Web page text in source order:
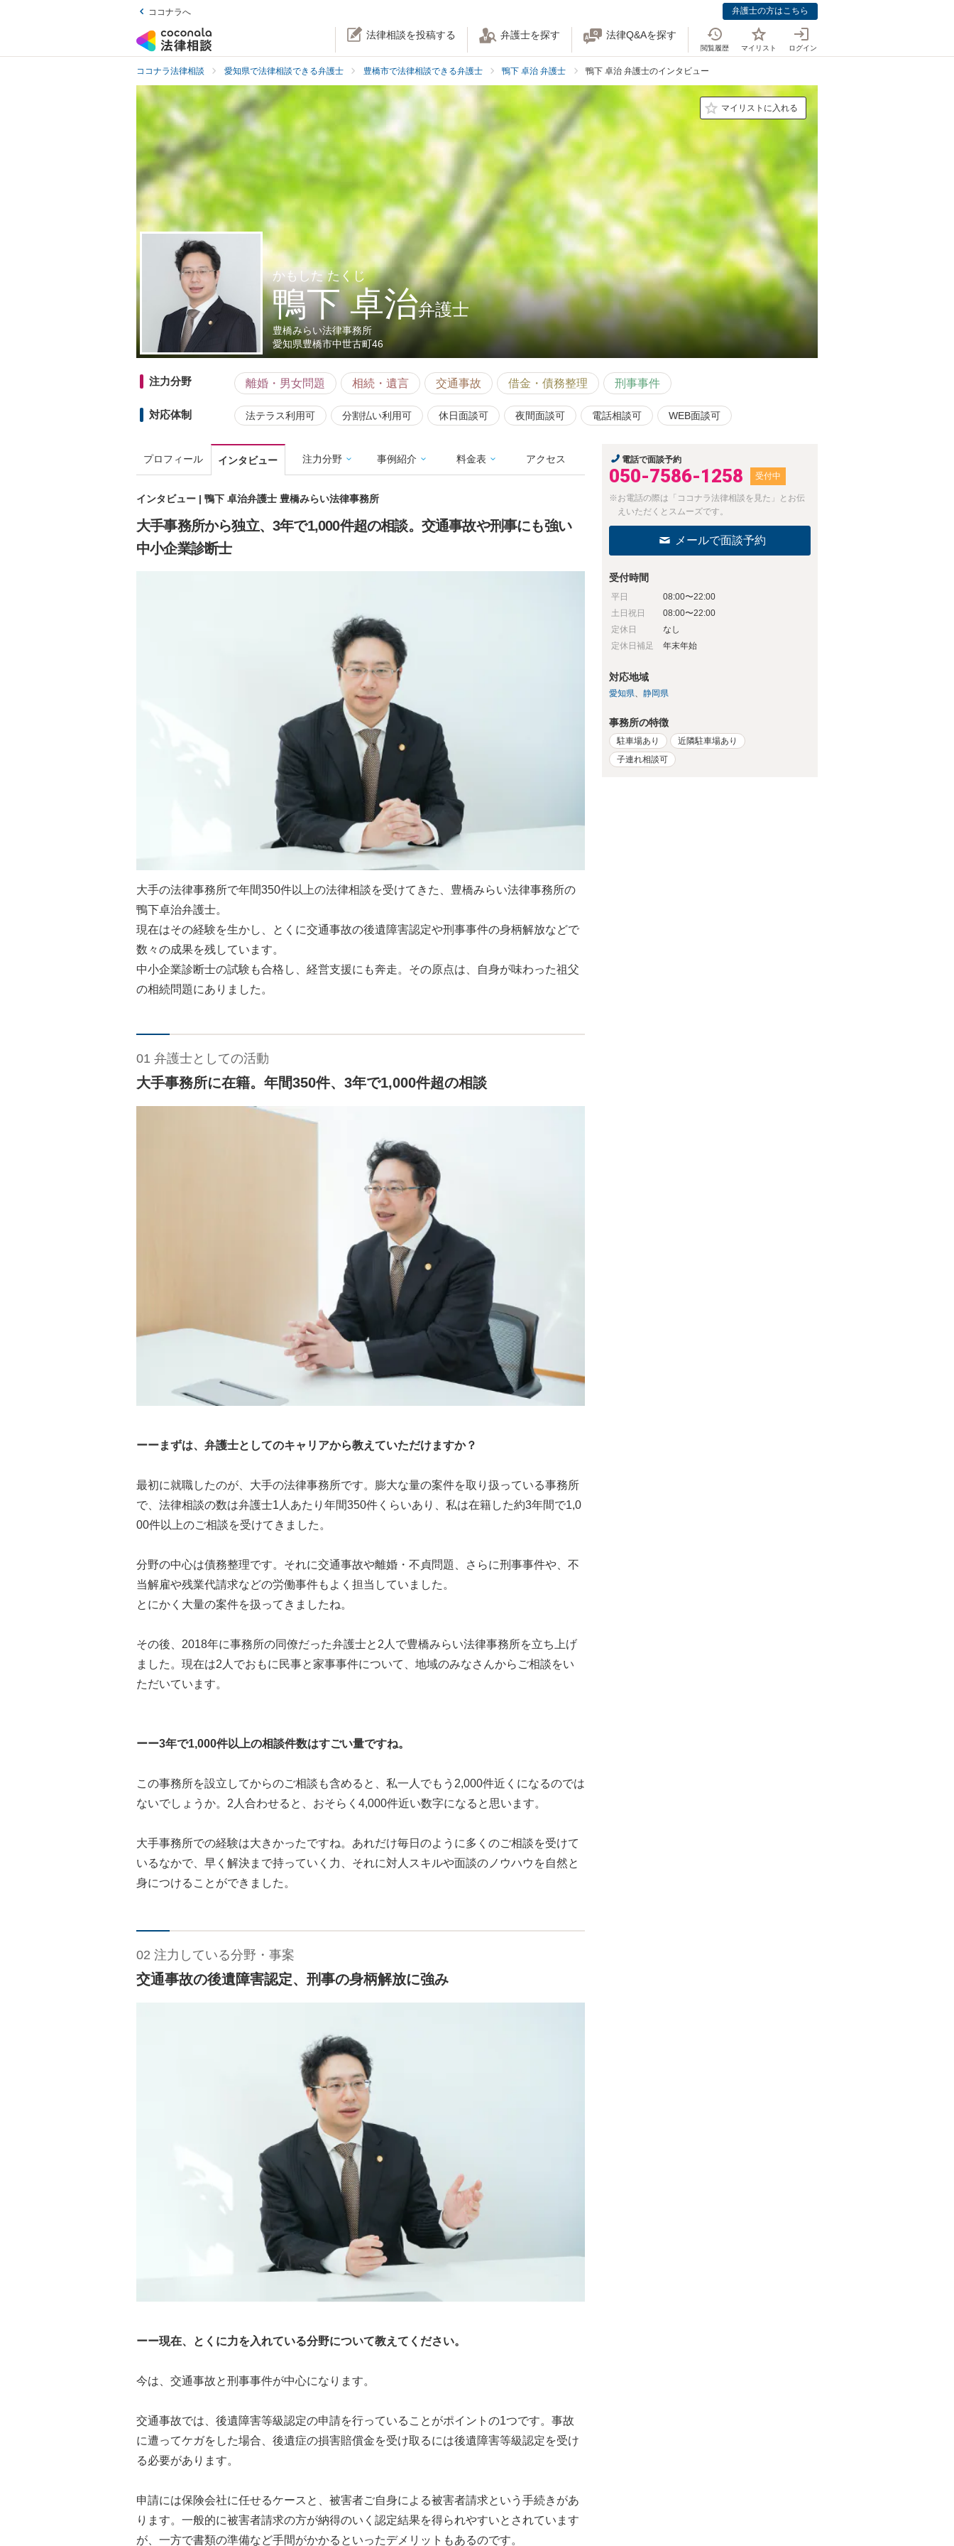
ココナラへ 弁護士の方はこちら
法律相談を投稿する 弁護士を探す 法律Q&Aを探す
閲覧履歴 マイリスト ログイン
ココナラ法律相談 愛知県で法律相談できる弁護士 豊橋市で法律相談できる弁護士 鴨下 卓治 弁護士 鴨下 卓治 弁護士のインタビュー
マイリストに入れる
かもした たくじ
鴨下 卓治弁護士
豊橋みらい法律事務所
愛知県豊橋市中世古町46
注力分野 離婚・男女問題 相続・遺言 交通事故 借金・債務整理 刑事事件
対応体制 法テラス利用可 分割払い利用可 休日面談可 夜間面談可 電話相談可 WEB面談可
プロフィール インタビュー 注力分野 事例紹介 料金表 アクセス
インタビュー | 鴨下 卓治弁護士 豊橋みらい法律事務所
大手事務所から独立、3年で1,000件超の相談。交通事故や刑事にも強い
中小企業診断士
大手の法律事務所で年間350件以上の法律相談を受けてきた、豊橋みらい法律事務所の
鴨下卓治弁護士。
現在はその経験を生かし、とくに交通事故の後遺障害認定や刑事事件の身柄解放などで
数々の成果を残しています。
中小企業診断士の試験も合格し、経営支援にも奔走。その原点は、自身が味わった祖父
の相続問題にありました。
01 弁護士としての活動
大手事務所に在籍。年間350件、3年で1,000件超の相談
ーーまずは、弁護士としてのキャリアから教えていただけますか？
最初に就職したのが、大手の法律事務所です。膨大な量の案件を取り扱っている事務所
で、法律相談の数は弁護士1人あたり年間350件くらいあり、私は在籍した約3年間で1,0
00件以上のご相談を受けてきました。
分野の中心は債務整理です。それに交通事故や離婚・不貞問題、さらに刑事事件や、不
当解雇や残業代請求などの労働事件もよく担当していました。
とにかく大量の案件を扱ってきましたね。
その後、2018年に事務所の同僚だった弁護士と2人で豊橋みらい法律事務所を立ち上げ
ました。現在は2人でおもに民事と家事事件について、地域のみなさんからご相談をい
ただいています。
ーー3年で1,000件以上の相談件数はすごい量ですね。
この事務所を設立してからのご相談も含めると、私一人でもう2,000件近くになるのでは
ないでしょうか。2人合わせると、おそらく4,000件近い数字になると思います。
大手事務所での経験は大きかったですね。あれだけ毎日のように多くのご相談を受けて
いるなかで、早く解決まで持っていく力、それに対人スキルや面談のノウハウを自然と
身につけることができました。
02 注力している分野・事案
交通事故の後遺障害認定、刑事の身柄解放に強み
ーー現在、とくに力を入れている分野について教えてください。
今は、交通事故と刑事事件が中心になります。
交通事故では、後遺障害等級認定の申請を行っていることがポイントの1つです。事故
に遭ってケガをした場合、後遺症の損害賠償金を受け取るには後遺障害等級認定を受け
る必要があります。
申請には保険会社に任せるケースと、被害者ご自身による被害者請求という手続きがあ
ります。一般的に被害者請求の方が納得のいく認定結果を得られやすいとされています
が、一方で書類の準備など手間がかかるといったデメリットもあるのです。
電話で面談予約
050-7586-1258 受付中
※お電話の際は「ココナラ法律相談を見た」とお伝
えいただくとスムーズです。
メールで面談予約
受付時間
平日
08:00〜22:00
土日祝日
08:00〜22:00
定休日
なし
定休日補足
年末年始
対応地域
愛知県 静岡県
事務所の特徴
駐車場あり
近隣駐車場あり
子連れ相談可